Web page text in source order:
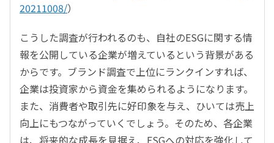
20211008/）
こうした調査が行われるのも、自社のESGに関する情
報を公開している企業が増えているという背景がある
からです。ブランド調査で上位にランクインすれば、
企業は投資家から資金を集められるようになります。
また、消費者や取引先に好印象を与え、ひいては売上
向上にもつながっていくでしょう。そのため、各企業